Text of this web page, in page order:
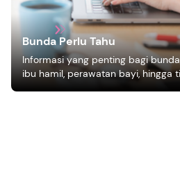
Bunda Perlu Tahu
Informasi yang penting bagi
ibu hamil, perawatan bayi, hingga
mengasuh anak